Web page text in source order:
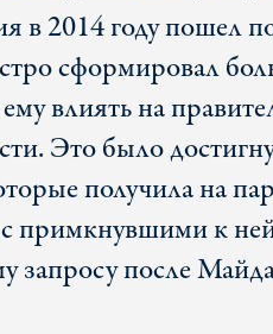
в 2014 году пошел
сформировал
влиять на
Это было
получила на
с примкнувшими к
запросу после